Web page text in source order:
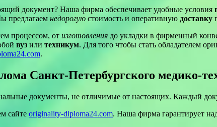
документ? Наша фирма обеспечивает удобные условия
предлагаем недорогую стоимость и оперативную доставку
процессом, от изготовления до укладки в фирменный
вуз или техникум. Для того чтобы стать обладателем
.
Санкт-Петербургского медико-
документы, не отличимые от настоящих. Каждый
сайте originality-diploma24.com. Наша фирма гарантирует